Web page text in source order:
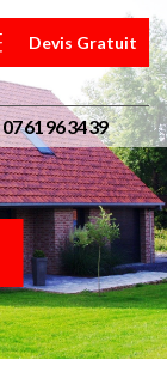
Devis Gratuit
07 61 96 34 39